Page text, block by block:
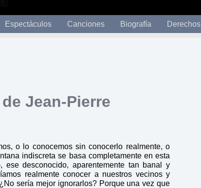
Espectáculos Canciones Biografía Derechos
Jean-Pierre
o lo conocemos sin conocerlo realmente, o
indiscreta se basa completamente en esta
desconocido, aparentemente tan banal y
realmente conocer a nuestros vecinos y
sería mejor ignorarlos? Porque una vez que